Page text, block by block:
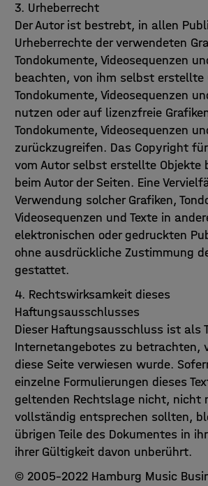
3. Urheberrecht
Der Autor ist bestrebt, in allen
Urheberrechte der verwendeten
Tondokumente, Videosequenzen
beachten, von ihm selbst erstellte
Tondokumente, Videosequenzen
nutzen oder auf lizenzfreie
Tondokumente, Videosequenzen
zurückzugreifen. Das Copyright
vom Autor selbst erstellte Objekte
beim Autor der Seiten. Eine
Verwendung solcher Grafiken,
Videosequenzen und Texte in
elektronischen oder gedruckten
ohne ausdrückliche Zustimmung
gestattet.
4. Rechtswirksamkeit dieses
Haftungsausschlusses
Dieser Haftungsausschluss ist als
Internetangebotes zu betrachten,
diese Seite verwiesen wurde.
einzelne Formulierungen dieses
geltenden Rechtslage nicht, nicht
vollständig entsprechen sollten,
übrigen Teile des Dokumentes in
ihrer Gültigkeit davon unberührt.
© 2005-2022 Hamburg Music